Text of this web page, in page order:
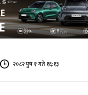
२०८२ पुष १ गते १६:१३